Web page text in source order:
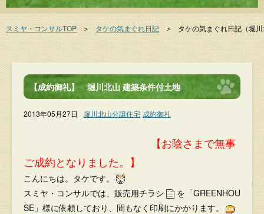
スミヤ・コンサルTOP ＞ タケの気まぐれ日記 ＞ タケの気まぐれ日記 （堀
【成約御礼】 堀川北山 建築条件付土地
2013年05月27日 堀川北山分譲住宅 成約御礼
【お陰さまで無事
ご成約となりました。】
こんにちは。タケです。
スミヤ・コンサルでは、販売用チラシ
を「GREENHOU
SE」様に依頼しており、間もなく印刷にかかります。